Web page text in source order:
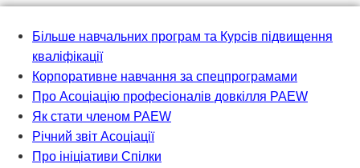
Більше навчальних програм та Курсів підвищення
кваліфікації
Корпоративне навчання за спецпрограмами
Про Асоціацію професіоналів довкілля PAEW
Як стати членом PAEW
Річний звіт Асоціації
Про ініціативи Спілки